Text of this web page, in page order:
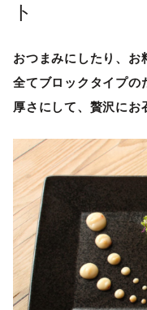
ト
おつまみにしたり、お
全てブロックタイプの
厚さにして、贅沢にお